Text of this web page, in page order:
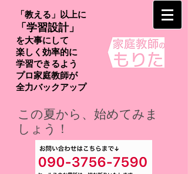
「教える」以上に
「学習設計」
を大事にして
楽しく効率的に
学習できるよう
プロ家庭教師が
​全力バックアップ
この夏から、始めてみま
しょう！